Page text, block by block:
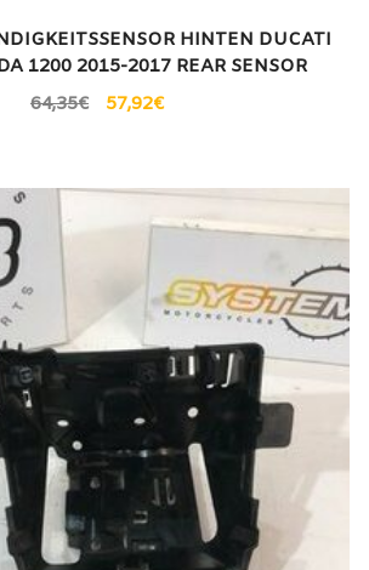
HINTEN DUCATI
1200 2015-2017 REAR SENSOR
64,35€ 57,92€